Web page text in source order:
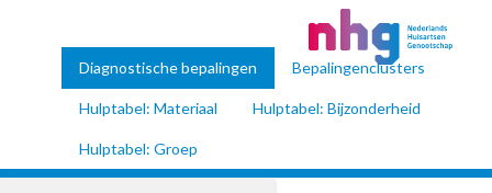
Diagnostische bepalingen Bepalingenclusters
Hulptabel: Materiaal Hulptabel: Bijzonderheid
Hulptabel: Groep